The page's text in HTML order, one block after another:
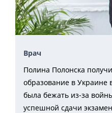
Врач
Полина Полонска
образование в Украине
была бежать из-за
успешной сдачи